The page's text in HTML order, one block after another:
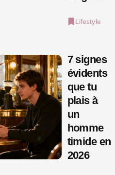
Lifestyle
7 signes
évidents
que tu
plais à
un
homme
timide en
2026